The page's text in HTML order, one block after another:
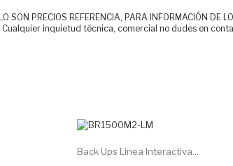
SON PRECIOS REFERENCIA, PARA INFORMACIÓN
inquietud técnica, comercial no dudes en
Back Ups Linea Interactiva...